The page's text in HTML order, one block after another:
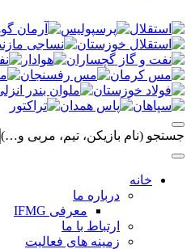
جستجو (نام بازیکن، تیم، مربی و…)
خانه
درباره ما
معرفی IFMG
ارتباط با ما
زمینه های فعالیت